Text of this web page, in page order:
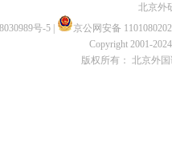
北京外
号-5
京公网安备
Copyright 2001-
版权所有： 北京外